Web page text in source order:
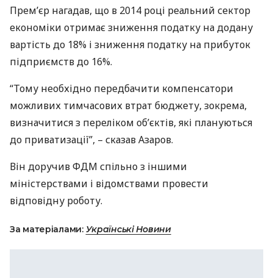
Прем’єр нагадав, що в 2014 році реальний сектор
економіки отримає зниження податку на додану
вартість до 18% і зниження податку на прибуток
підприємств до 16%.
“Тому необхідно передбачити компенсатори
можливих тимчасових втрат бюджету, зокрема,
визначитися з переліком об’єктів, які плануються
до приватизації”, – сказав Азаров.
Він доручивФДМ спільно з іншими
міністерствами і відомствами провести
відповідну роботу.
За матеріалами: Українські Новини